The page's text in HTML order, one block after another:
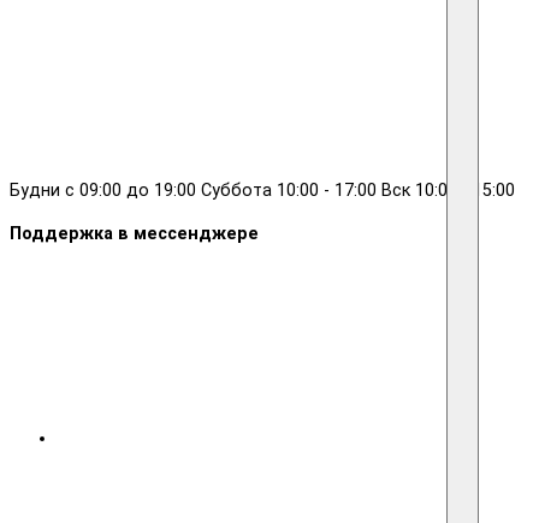
Будни с 09:00 до 19:00 Суббота 10:00 - 17:00 Вск 10:00 - 15:00
Поддержка в мессенджере